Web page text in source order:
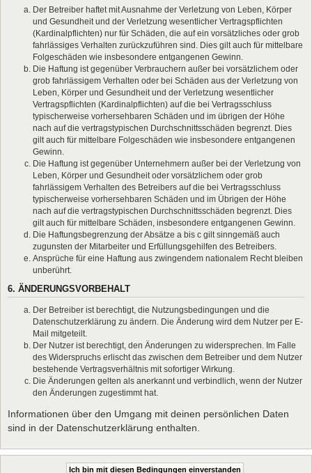
Der Betreiber haftet mit Ausnahme der Verletzung von Leben, Körper
und Gesundheit und der Verletzung wesentlicher Vertragspflichten
(Kardinalpflichten) nur für Schäden, die auf ein vorsätzliches oder grob
fahrlässiges Verhalten zurückzuführen sind. Dies gilt auch für mittelbare
Folgeschäden wie insbesondere entgangenen Gewinn.
Die Haftung ist gegenüber Verbrauchern außer bei vorsätzlichem oder
grob fahrlässigem Verhalten oder bei Schäden aus der Verletzung von
Leben, Körper und Gesundheit und der Verletzung wesentlicher
Vertragspflichten (Kardinalpflichten) auf die bei Vertragsschluss
typischerweise vorhersehbaren Schäden und im übrigen der Höhe
nach auf die vertragstypischen Durchschnittsschäden begrenzt. Dies
gilt auch für mittelbare Folgeschäden wie insbesondere entgangenen
Gewinn.
Die Haftung ist gegenüber Unternehmern außer bei der Verletzung von
Leben, Körper und Gesundheit oder vorsätzlichem oder grob
fahrlässigem Verhalten des Betreibers auf die bei Vertragsschluss
typischerweise vorhersehbaren Schäden und im Übrigen der Höhe
nach auf die vertragstypischen Durchschnittsschäden begrenzt. Dies
gilt auch für mittelbare Schäden, insbesondere entgangenen Gewinn.
Die Haftungsbegrenzung der Absätze a bis c gilt sinngemäß auch
zugunsten der Mitarbeiter und Erfüllungsgehilfen des Betreibers.
Ansprüche für eine Haftung aus zwingendem nationalem Recht bleiben
unberührt.
6. ÄNDERUNGSVORBEHALT
Der Betreiber ist berechtigt, die Nutzungsbedingungen und die
Datenschutzerklärung zu ändern. Die Änderung wird dem Nutzer per E-
Mail mitgeteilt.
Der Nutzer ist berechtigt, den Änderungen zu widersprechen. Im Falle
des Widerspruchs erlischt das zwischen dem Betreiber und dem Nutzer
bestehende Vertragsverhältnis mit sofortiger Wirkung.
Die Änderungen gelten als anerkannt und verbindlich, wenn der Nutzer
den Änderungen zugestimmt hat.
Informationen über den Umgang mit deinen persönlichen Daten
sind in der Datenschutzerklärung enthalten.